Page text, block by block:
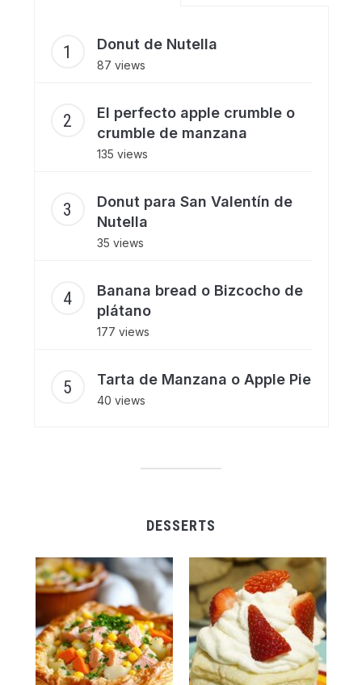
Donut de Nutella
87 views
El perfecto apple crumble o
crumble de manzana
135 views
Donut para San Valentín de
Nutella
35 views
Banana bread o Bizcocho de
plátano
177 views
Tarta de Manzana o Apple Pie
40 views
DESSERTS